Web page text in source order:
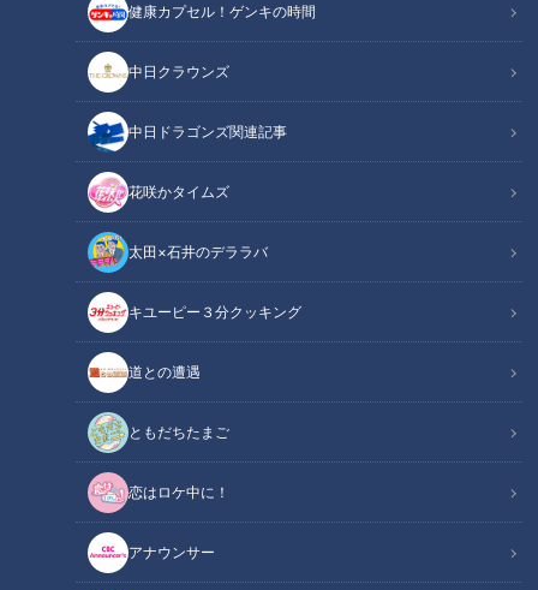
健康カプセル！ゲンキの時間
中日クラウンズ
中日ドラゴンズ関連記事
花咲かタイムズ
太田×石井のデララバ
キユーピー３分クッキング
道との遭遇
ともだちたまご
恋はロケ中に！
アナウンサー
「サンデードラゴンズ」より高橋宏斗投手(C)CBCテレビ
中日ドラゴンズ
サンドラコラム
【ドラゴンズを愛して半世紀！竹内茂喜の『野球のドテ煮』】
ＣＢＣテレビ「サンデードラゴンズ」（毎週日曜日12時54分
から東海エリアで生放送）